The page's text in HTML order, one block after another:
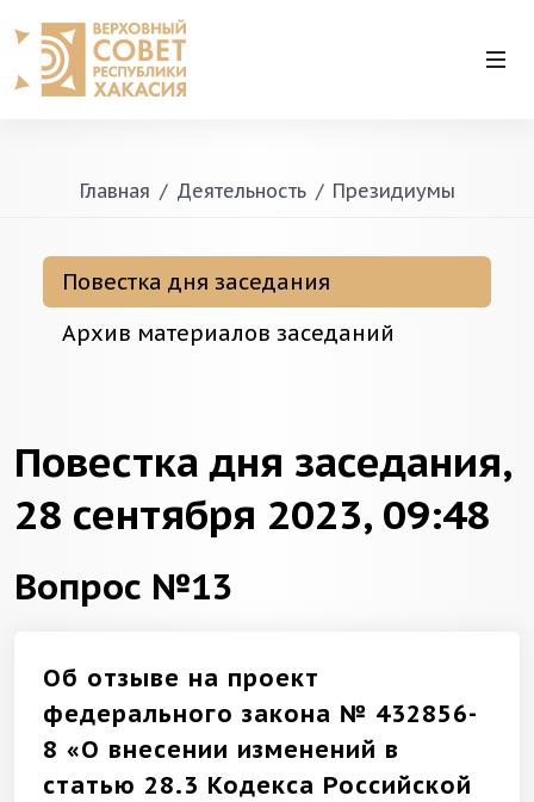
Главная Деятельность Президиумы
Повестка дня заседания
Архив материалов заседаний
Повестка дня заседания,
28 сентября 2023, 09:48
Вопрос №13
Об отзыве на проект
федерального закона № 432856-
8 «О внесении изменений в
статью 28.3 Кодекса Российской